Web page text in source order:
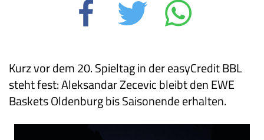
Kurz vor dem 20. Spieltag in der easyCredit BBL
steht fest: Aleksandar Zecevic bleibt den EWE
Baskets Oldenburg bis Saisonende erhalten.